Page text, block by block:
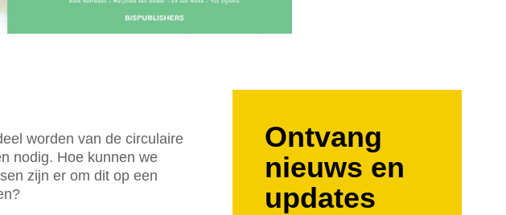
worden van de circulaire
nodig. Hoe kunnen we
zijn er om dit op een
Ontvang
nieuws en
updates